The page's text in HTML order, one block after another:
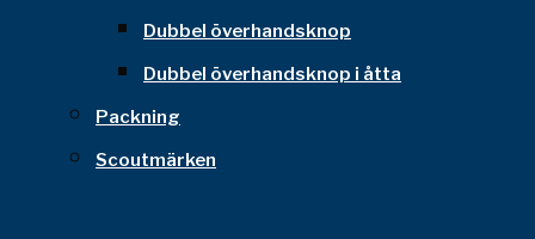
Dubbel överhandsknop
Dubbel överhandsknop i åtta
Packning
Scoutmärken